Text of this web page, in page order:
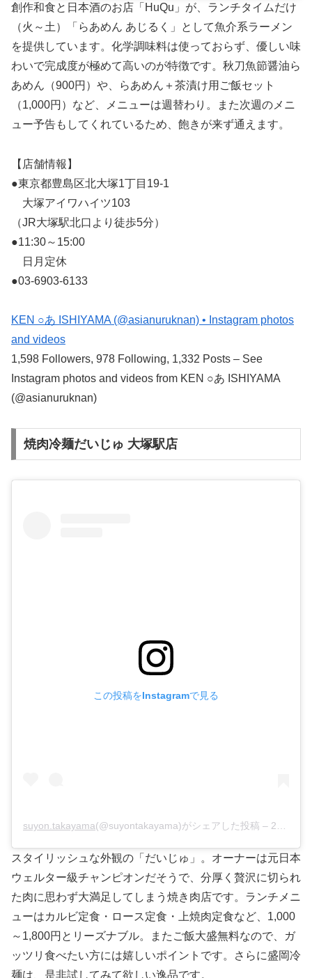
創作和食と日本酒のお店「HuQu」が、ランチタイムだけ
（火～土）「らあめん あじるく」として魚介系ラーメン
を提供しています。化学調味料は使っておらず、優しい味
わいで完成度が極めて高いのが特徴です。秋刀魚節醤油ら
あめん（900円）や、らあめん＋茶漬け用ご飯セット
（1,000円）など、メニューは週替わり。また次週のメニ
ュー予告もしてくれているため、飽きが来ず通えます。
【店舗情報】
●東京都豊島区北大塚1丁目19-1
大塚アイワハイツ103
（JR大塚駅北口より徒歩5分）
●11:30～15:00
日月定休
●03-6903-6133
KEN ○あ ISHIYAMA (@asianuruknan) • Instagram photos
and videos
1,598 Followers, 978 Following, 1,332 Posts – See
Instagram photos and videos from KEN ○あ ISHIYAMA
(@asianuruknan)
焼肉冷麺だいじゅ 大塚駅店
この投稿をInstagramで見る
suyon.takayama(@suyontakayama)がシェアした投稿 – 2020年 6月月22日午前10時27分PDT
スタイリッシュな外観の「だいじゅ」。オーナーは元日本
ウェルター級チャンピオンだそうで、分厚く贅沢に切られ
た肉に思わず大満足してしまう焼き肉店です。ランチメニ
ューはカルビ定食・ロース定食・上焼肉定食など、1,000
～1,800円とリーズナブル。またご飯大盛無料なので、ガ
ッツリ食べたい方には嬉しいポイントです。さらに盛岡冷
麺は、是非試してみて欲しい逸品です。